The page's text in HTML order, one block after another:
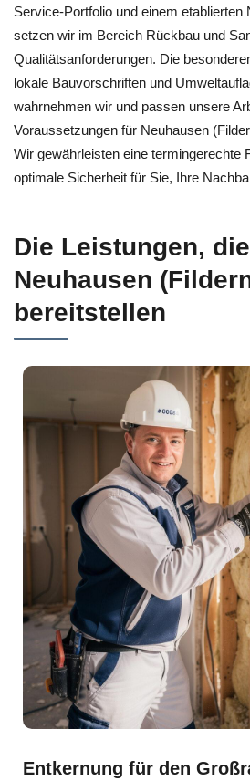
Service-Portfolio und einem etablierten
setzen wir im Bereich Rückbau und
Qualitätsanforderungen. Die
lokale Bauvorschriften und
wahrnehmen wir und passen unsere
Voraussetzungen für Neuhausen
Wir gewährleisten eine termingerechte
optimale Sicherheit für Sie, Ihre
Die Leistungen,
Neuhausen
bereitstellen
Entkernung für den